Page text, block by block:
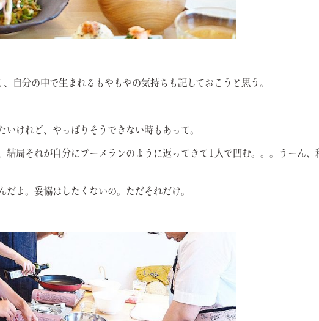
自分の中で生まれるもやもやの気持ちも記しておこうと思う。
いけれど、やっぱりそうできない時もあって。
結局それが自分にブーメランのように返ってきて1人で凹む。。。うーん、
だよ。妥協はしたくないの。ただそれだけ。